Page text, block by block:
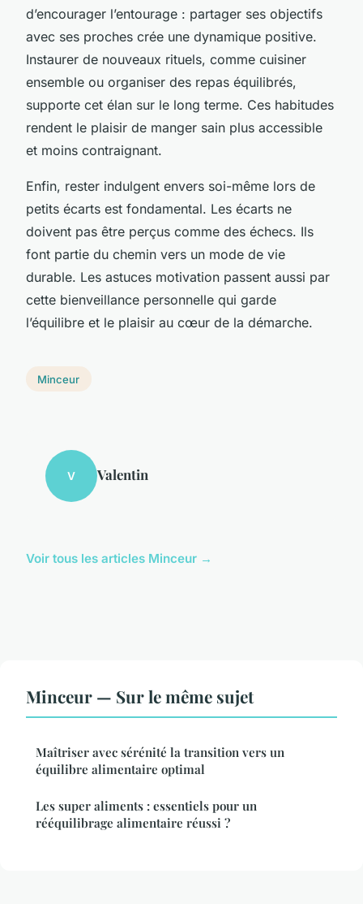
d’encourager l’entourage : partager ses objectifs
avec ses proches crée une dynamique positive.
Instaurer de nouveaux rituels, comme cuisiner
ensemble ou organiser des repas équilibrés,
supporte cet élan sur le long terme. Ces habitudes
rendent le plaisir de manger sain plus accessible
et moins contraignant.
Enfin, rester indulgent envers soi-même lors de
petits écarts est fondamental. Les écarts ne
doivent pas être perçus comme des échecs. Ils
font partie du chemin vers un mode de vie
durable. Les astuces motivation passent aussi par
cette bienveillance personnelle qui garde
l’équilibre et le plaisir au cœur de la démarche.
Minceur
V Valentin
Voir tous les articles Minceur →
Minceur — Sur le même sujet
Maîtriser avec sérénité la transition vers un
équilibre alimentaire optimal
Les super aliments : essentiels pour un
rééquilibrage alimentaire réussi ?